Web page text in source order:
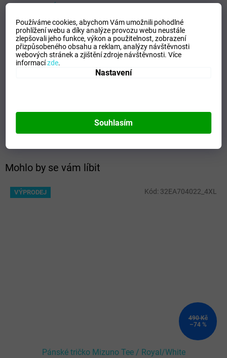
Používáme cookies, abychom Vám umožnili pohodlné
prohlížení webu a díky analýze provozu webu neustále
zlepšovali jeho funkce, výkon a použitelnost,zobrazení
přizpůsobeného obsahu a reklam, analýzy návštěvnosti
webových stránek a zjištění zdroje návštěvnosti.Více
informacízde.
Nastavení
Souhlasím
Mohlo by se vám líbit
VÝPRODEJ
490 Kč
–74 %
Pánské tričko Mizuno Tee / Royal/White
Kód: 32EA704022_4XL
Doplňkové parametry
Kategorie:
Pánské trika
EAN:
5054698760918